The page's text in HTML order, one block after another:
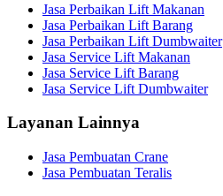
Jasa Perbaikan Lift Makanan
Jasa Perbaikan Lift Barang
Jasa Perbaikan Lift Dumbwaiter
Jasa Service Lift Makanan
Jasa Service Lift Barang
Jasa Service Lift Dumbwaiter
Layanan Lainnya
Jasa Pembuatan Crane
Jasa Pembuatan Teralis